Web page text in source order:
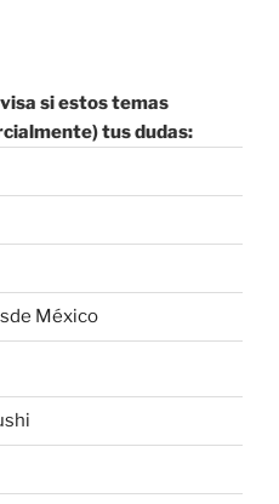
si estos temas
tus dudas:
México